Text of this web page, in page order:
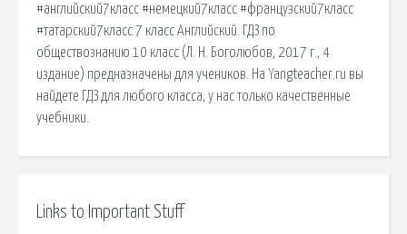
#английский7класс #немецкий7класс #французский7класс
#татарский7класс 7 класс Английский. ГДЗ по
обществознанию 10 класс (Л. Н. Боголюбов, 2017 г., 4
издание) предназначены для учеников. На Yangteacher.ru вы
найдете ГДЗ для любого класса, у нас только качественные
учебники.
Links to Important Stuff